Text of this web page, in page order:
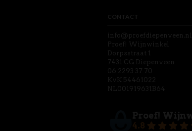
CONTACT
info@proefdiepenveen.nl
Proef! Wijnwinkel
Dorpsstraat 1
7431 CG Diepenveen
06 2293 37 70
KvK 54461022
NL001919631B64
4.8